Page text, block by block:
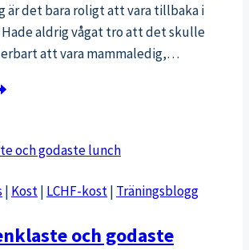
är det bara roligt att vara tillbaka i
Hade aldrig vågat tro att det skulle
att vara mammaledig,…
| Kost| LCHF-kost| Träningsblogg
och godaste